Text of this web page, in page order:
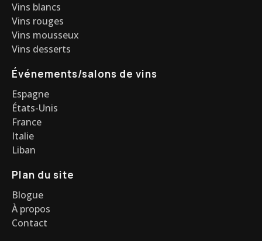
Vins blancs
Vins rouges
Vins mousseux
Vins desserts
Événements/salons de vins
Espagne
États-Unis
France
Italie
Liban
Plan du site
Blogue
À propos
Contact